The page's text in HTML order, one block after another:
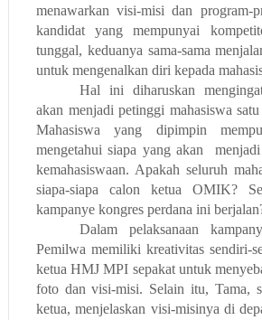
menawarkan visi-misi dan program-
kandidat yang mempunyai
tunggal, keduanya sama-sama
untuk mengenalkan diri kepada
Hal ini diharuskan
akan menjadi petinggi mahasiswa
Mahasiswa yang dipimpin
mengetahui siapa yang akan
kemahasiswaan. Apakah seluruh
siapa-siapa calon ketua OMIK?
kampanye kongres perdana ini
Dalam pelaksanaan
Pemilwa memiliki kreativitas sendiri-
ketua HMJ MPI sepakat untuk
foto dan visi-misi. Selain itu, Tama,
ketua, menjelaskan visi-misinya di